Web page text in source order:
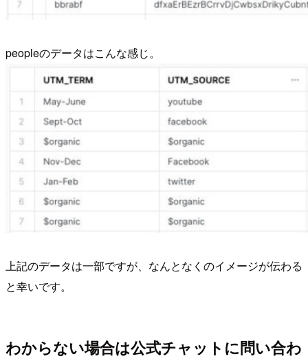
peopleのデータはこんな感じ。
上記のデータは一部ですが、なんとなくのイメージが伝わる
と幸いです。
わからない場合は公式チャットに問い合わ